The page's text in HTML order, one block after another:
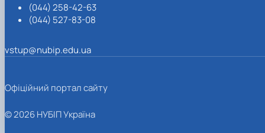
(044) 258-42-63
(044) 527-83-08
vstup@nubip.edu.ua
Офіційний портал сайту
© 2026 НУБІП Україна